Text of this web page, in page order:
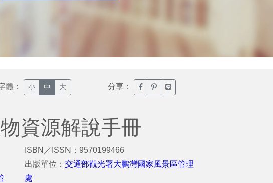
體： 小 中 大 分享： 臉書分享(另開新視窗)
噗浪分享(另開新視窗)
Line分享(另開新視窗)
資源解說手冊
ISBN／ISSN：9570199466
出版單位：交通部觀光署大鵬灣國家風景區管理
處